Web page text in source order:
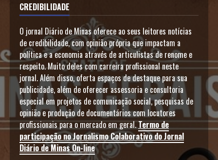
CREDIBILIDADE
O jornal Diário de Minas oferece ao seus leitores notícias
de credibilidade, com opinião própria que impactam a
política e a economia através de articulistas de renome e
respeito. Muito deles com carreira profissional neste
jornal. Além disso, oferta espaços de destaque para sua
publicidade, além de oferecer assessoria e consultoria
especial em projetos de comunicação social, pesquisas de
opinião e produção de documentários com locutores
profissionais para o mercado em geral.Termo de
participação no Jornalismo Colaborativo do Jornal
Diário de Minas On-line